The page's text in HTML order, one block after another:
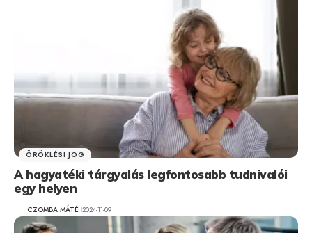
ÖRÖKLÉSI JOG
A hagyatéki tárgyalás legfontosabb tudnivalói
egy helyen
CZOMBA MÁTÉ 2024-11-09